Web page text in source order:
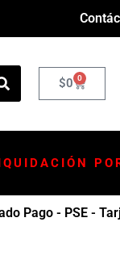
$0 0
Pago - PSE -